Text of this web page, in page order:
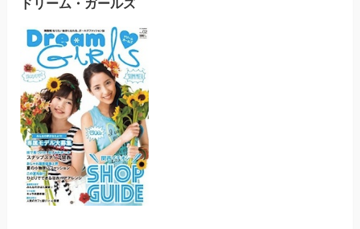
ドリーム・ガールズ